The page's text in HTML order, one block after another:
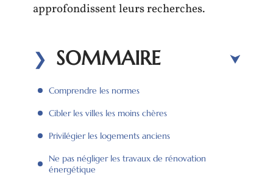
approfondissent leurs recherches.
SOMMAIRE
Comprendre les normes
Cibler les villes les moins chères
Privilégier les logements anciens
Ne pas négliger les travaux de rénovation
énergétique